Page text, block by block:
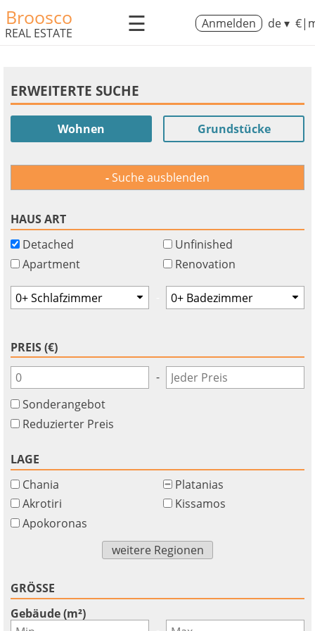
Broosco
REAL ESTATE ☰ Anmelden de ▾
ERWEITERTE SUCHE
Wohnen Grundstücke
Suche ausblenden
HAUS ART
Detached
Apartment
Unfinished
Renovation
PREIS (€)
-
Sonderangebot
Reduzierter Preis
LAGE
Chania
Akrotiri
Apokoronas
Platanias
Kissamos
weitere Regionen
GRÖSSE
Gebäude (m²)
Einheiten
USD - $
Ελληνικά
Français
Verb
um
diese